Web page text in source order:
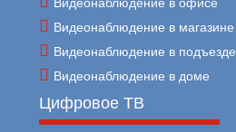
Видеонаблюдение в магазине
Видеонаблюдение в подъезде
Видеонаблюдение в доме
Цифровое ТВ